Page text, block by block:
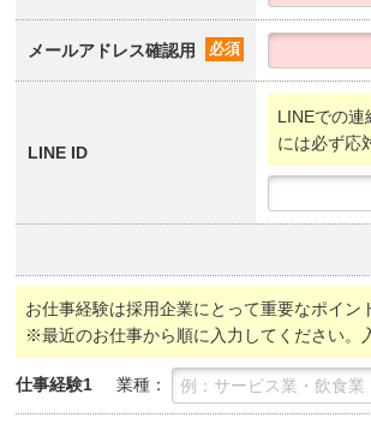
メールアドレス確認用 必須
LINE ID
LINEでの連
には必ず応
お仕事経験は採用企業にとって重要なポイ
※最近のお仕事から順に入力してください。
仕事経験1 業種：